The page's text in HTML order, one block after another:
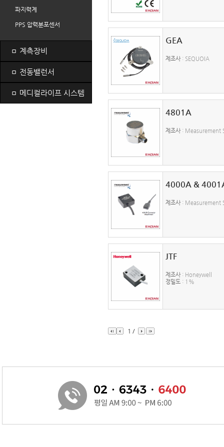
파지력계
PPS 압력분포센서
ㅁ 계측장비
ㅁ 전동밸런서
ㅁ 메디컬라이프 시스템
GEA
제조사 : SEQUOIA
4801A
제조사 : Measurement
4000A &
제조사 : Measurement
JTF
제조사 : Honeywell
정밀도 : 1%
1 /